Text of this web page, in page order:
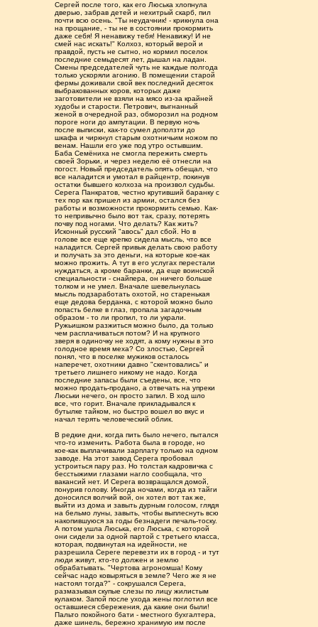
Сергей после того, как его Люська хлопнула
дверью, забрав детей и нехитрый скарб, пил
почти всю осень. "Ты неудачник! - крикнула она
на прощание, - ты не в состоянии прокормить
даже себя! Я ненавижу тебя! Ненавижу! И не
смей нас искать!" Колхоз, который верой и
правдой, пусть не сытно, но кормил поселок
последние семьдесят лет, дышал на ладан.
Смены председателей чуть не каждые полгода
только ускоряли агонию. В помещении старой
фермы доживали свой век последний десяток
выбракованных коров, которых даже
заготовители не взяли на мясо из-за крайней
худобы и старости. Петрович, выгнанный
женой в очередной раз, обморозил на родном
пороге ноги до ампутации. В первую ночь
после выписки, как-то сумел доползти до
шкафа и чиркнул старым охотничьим ножом по
венам. Нашли его уже под утро остывшим.
Баба Семёниха не смогла пережить смерть
своей Зорьки, и через неделю её отнесли на
погост. Новый председатель опять обещал, что
все наладится и умотал в райцентр, покинув
остатки бывшего колхоза на произвол судьбы.
Серега Панкратов, честно крутивший баранку с
тех пор как пришел из армии, остался без
работы и возможности прокормить семью. Как-
то непривычно было вот так, сразу, потерять
почву под ногами. Что делать? Как жить?
Исконный русский "авось" дал сбой. Но в
голове все еще крепко сидела мысль, что все
наладится. Сергей привык делать свою работу
и получать за это деньги, на которые кое-как
можно прожить. А тут в его услугах перестали
нуждаться, а кроме баранки, да еще воинской
специальности - снайпера, он ничего больше
толком и не умел. Вначале шевельнулась
мысль подзаработать охотой, но старенькая
еще дедова берданка, с которой можно было
попасть белке в глаз, пропала загадочным
образом - то ли пропил, то ли украли.
Ружьишком разжиться можно было, да только
чем расплачиваться потом? И на крупного
зверя в одиночку не ходят, а кому нужны в это
голодное время меха? Со злостью, Сергей
понял, что в поселке мужиков осталось
наперечет, охотники давно "скентовались" и
третьего лишнего никому не надо. Когда
последние запасы были съедены, все, что
можно продать-продано, а отвечать на упреки
Люськи нечего, он просто запил. В ход шло
все, что горит. Вначале прикладывался к
бутылке тайком, но быстро вошел во вкус и
начал терять человеческий облик.
В редкие дни, когда пить было нечего, пытался
что-то изменить. Работа была в городе, но
кое-как выплачивали зарплату только на одном
заводе. На этот завод Серега пробовал
устроиться пару раз. Но толстая кадровичка с
бесстыжими глазами нагло сообщала, что
вакансий нет. И Серега возвращался домой,
понурив голову. Иногда ночами, когда из тайги
доносился волчий вой, он хотел вот так же,
выйти из дома и завыть дурным голосом, глядя
на бельмо луны, завыть, чтобы выплеснуть всю
накопившуюся за годы безнадеги печаль-тоску.
А потом ушла Люська, его Люська, с которой
они сидели за одной партой с третьего класса,
которая, подвинутая на идейности, не
разрешила Сереге перевезти их в город - и тут
люди живут, кто-то должен и землю
обрабатывать. "Чертова агрономша! Кому
сейчас надо ковыряться в земле? Чего же я не
настоял тогда?" - сокрушался Серега,
размазывая скупые слезы по лицу жилистым
кулаком. Запой после ухода жены поглотил все
оставшиеся сбережения, да какие они были!
Пальто покойного бати - местного бухгалтера,
даже шинель, бережно хранимую им после